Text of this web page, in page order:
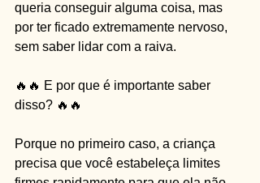
queria conseguir alguma coisa, mas
por ter ficado extremamente nervoso,
sem saber lidar com a raiva.
🔥🔥 E por que é importante saber
disso? 🔥🔥
Porque no primeiro caso, a criança
precisa que você estabeleça limites